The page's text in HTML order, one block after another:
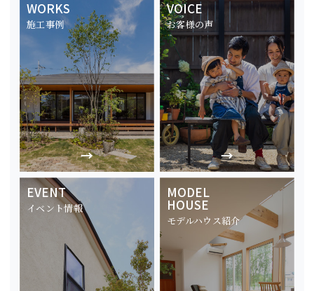
WORKS
施工事例
VOICE
お客様の声
EVENT
イベント情報
MODEL
HOUSE
モデルハウス紹介